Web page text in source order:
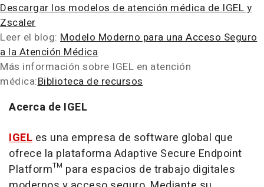
Descargar los modelos de atención médica de IGEL y
Zscaler
Leer el blog: Modelo Moderno para una Acceso Seguro
a la Atención Médica
Más información sobre IGEL en atención
médica:Biblioteca de recursos
Acerca de IGEL
IGEL es una empresa de software global que
ofrece la plataforma Adaptive Secure Endpoint
Platform™ para espacios de trabajo digitales